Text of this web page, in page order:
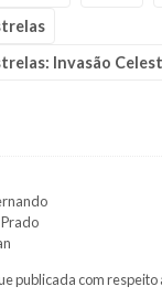
Invasão
publicada com